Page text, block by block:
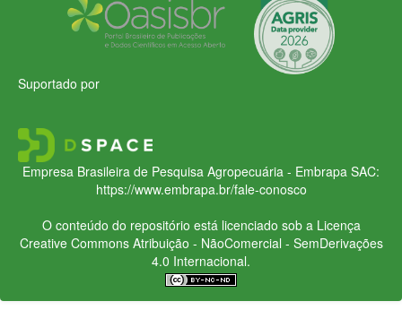
Suportado por
Empresa Brasileira de Pesquisa Agropecuária - Embrapa SAC:
https://www.embrapa.br/fale-conosco
O conteúdo do repositório está licenciado sob a Licença
Creative CommonsAtribuição - NãoComercial - SemDerivações
4.0 Internacional.